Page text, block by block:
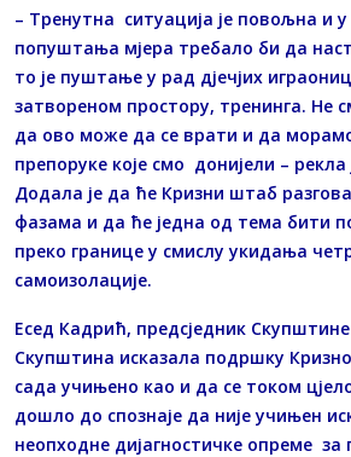
– Тренутна ситуација је повољна и
попуштања мјера требало би да
то је пуштање у рад дјечјих
затвореном простору, тренинга. Не
да ово може да се врати и да
препоруке које смо донијели –
Додала је да ће Кризни штаб
фазама и да ће једна од тема бити
преко границе у смислу укидања
самоизолације.
Есед Кадрић, предсједник Скупштине
Скупштина исказала подршку
сада учињено као и да се током
дошло до спознаје да није учињен
неопходне дијагностичке опреме за